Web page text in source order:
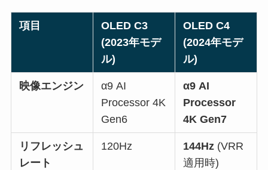
項目
OLED C3
(2023年モデ
ル)
OLED C4
(2024年モデ
ル)
映像エンジン
α9 AI
Processor 4K
Gen6
α9 AI
Processor
4K Gen7
リフレッシュ
レート
120Hz 144Hz (VRR
適用時)